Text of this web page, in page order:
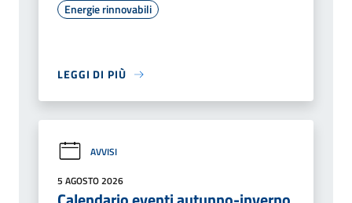
Energie rinnovabili
LEGGI DI PIÙ
AVVISI
5 AGOSTO 2026